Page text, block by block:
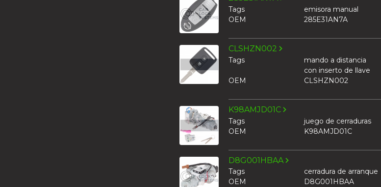
Tags
emisora manual
OEM
285E31AN7A
CLSHZN002
Tags
mando a distancia
con inserto de llave
OEM
CLSHZN002
K98AMJD01C
Tags
juego de cerraduras
OEM
K98AMJD01C
D8G001HBAA
Tags
cerradura de arranque
OEM
D8G001HBAA